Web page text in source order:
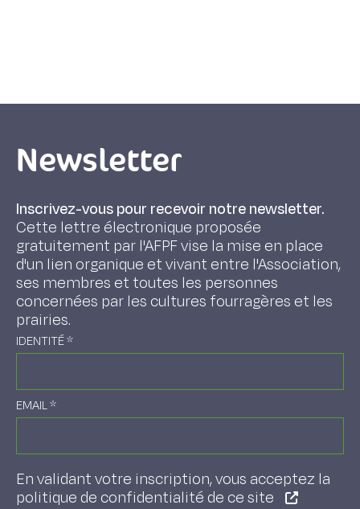
Newsletter
Inscrivez-vous pour recevoir notre newsletter.
Cette lettre électronique proposée
gratuitement par l'AFPF vise la mise en place
d'un lien organique et vivant entre l'Association,
ses membres et toutes les personnes
concernées par les cultures fourragères et les
prairies.
IDENTITÉ*
EMAIL*
En validant votre inscription, vous acceptez la
politique de confidentialité de ce site